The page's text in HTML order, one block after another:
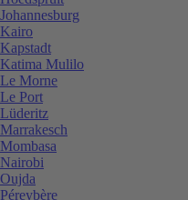
Johannesburg
Kairo
Kapstadt
Katima Mulilo
Le Morne
Le Port
Lüderitz
Marrakesch
Mombasa
Nairobi
Oujda
Péreybère